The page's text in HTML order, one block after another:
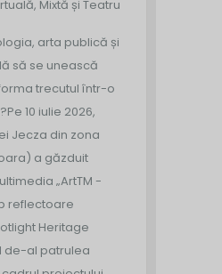
Mixtă și Teatru
arta publică și
să se unească
trecutul într-o
Pe 10 iulie 2026,
Jecza din zona
a găzduit
„ArtTM -
reflectoare
Heritage
de-al patrulea